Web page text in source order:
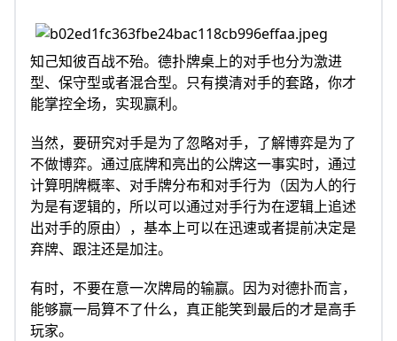
知己知彼百战不殆。德扑牌桌上的对手也分为激进
型、保守型或者混合型。只有摸清对手的套路，你才
能掌控全场，实现赢利。
当然，要研究对手是为了忽略对手，了解博弈是为了
不做博弈。通过底牌和亮出的公牌这一事实时，通过
计算明牌概率、对手牌分布和对手行为（因为人的行
为是有逻辑的，所以可以通过对手行为在逻辑上追述
出对手的原由），基本上可以在迅速或者提前决定是
弃牌、跟注还是加注。
有时，不要在意一次牌局的输赢。因为对德扑而言，
能够赢一局算不了什么，真正能笑到最后的才是高手
玩家。